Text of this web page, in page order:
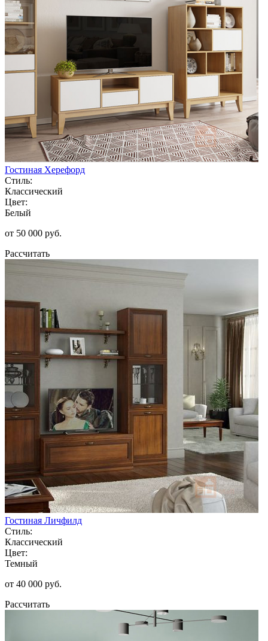
Гостиная Херефорд
Стиль:
Классический
Цвет:
Белый
от 50 000 руб.
Рассчитать
Гостиная Личфилд
Стиль:
Классический
Цвет:
Темный
от 40 000 руб.
Рассчитать